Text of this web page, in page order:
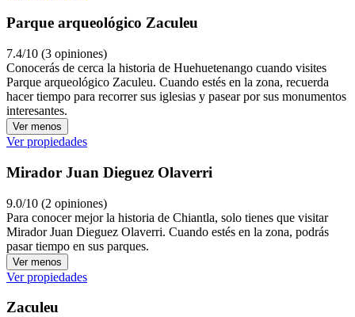
Parque arqueológico Zaculeu
7.4/10 (3 opiniones)
Conocerás de cerca la historia de Huehuetenango cuando visites
Parque arqueológico Zaculeu. Cuando estés en la zona, recuerda
hacer tiempo para recorrer sus iglesias y pasear por sus monumentos
interesantes.
Ver menos
Ver propiedades
Mirador Juan Dieguez Olaverri
9.0/10 (2 opiniones)
Para conocer mejor la historia de Chiantla, solo tienes que visitar
Mirador Juan Dieguez Olaverri. Cuando estés en la zona, podrás
pasar tiempo en sus parques.
Ver menos
Ver propiedades
Zaculeu